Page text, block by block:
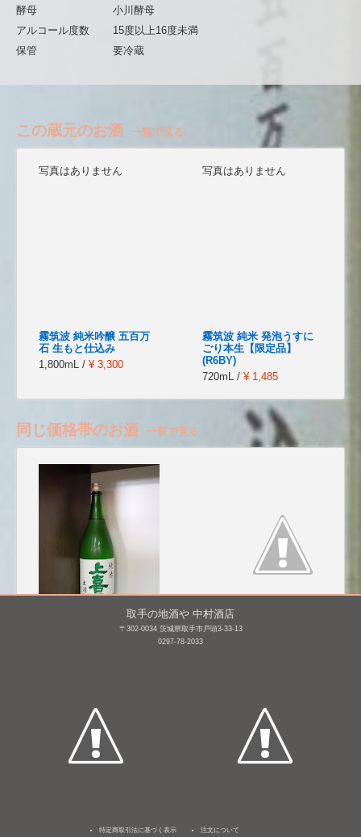
酵母
小川酵母
アルコール度数
15度以上16度未満
保管
要冷蔵
この蔵元のお酒 一覧で見る
写真はありません
霧筑波 純米吟醸 五百万
石 生もと仕込み
1,800mL / ¥ 3,300
写真はありません
霧筑波 純米 発泡うすに
ごり本生【限定品】
(R6BY)
720mL / ¥ 1,485
同じ価格帯のお酒 一覧で見る
笑四季 特別純米 黒ラベ
ル 生原酒 Sensation
取手の地酒や 中村酒店
〒302-0034 茨城県取手市戸頭3-33-13
0297-78-2033
特定商取引法に基づく表示 注文について